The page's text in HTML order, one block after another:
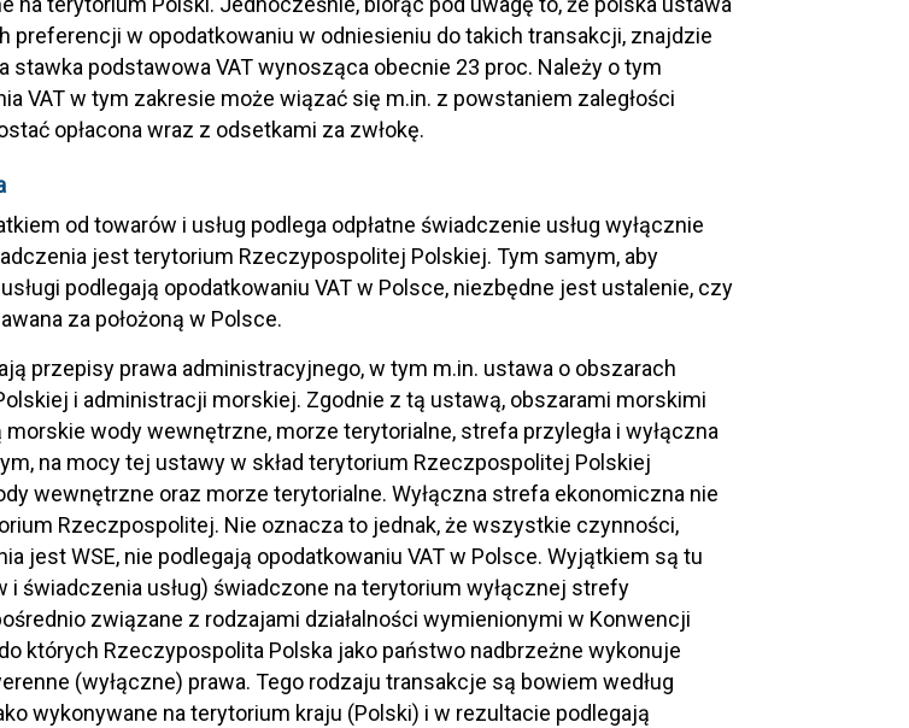
preferencji w opodatkowaniu w odniesieniu do takich transakcji, znajdzie
podstawowa VAT wynosząca obecnie 23 proc. Należy o tym
VAT w tym zakresie może wiązać się m.in. z powstaniem zaległości
opłacona wraz z odsetkami za zwłokę.
od towarów i usług podlega odpłatne świadczenie usług wyłącznie
jest terytorium Rzeczypospolitej Polskiej. Tym samym, aby
podlegają opodatkowaniu VAT w Polsce, niezbędne jest ustalenie, czy
za położoną w Polsce.
przepisy prawa administracyjnego, w tym m.in. ustawa o obszarach
i administracji morskiej. Zgodnie z tą ustawą, obszarami morskimi
wody wewnętrzne, morze terytorialne, strefa przyległa i wyłączna
na mocy tej ustawy w skład terytorium Rzeczpospolitej Polskiej
wewnętrzne oraz morze terytorialne. Wyłączna strefa ekonomiczna nie
Rzeczpospolitej. Nie oznacza to jednak, że wszystkie czynności,
jest WSE, nie podlegają opodatkowaniu VAT w Polsce. Wyjątkiem są tu
świadczenia usług) świadczone na terytorium wyłącznej strefy
związane z rodzajami działalności wymienionymi w Konwencji
których Rzeczypospolita Polska jako państwo nadbrzeżne wykonuje
(wyłączne) prawa. Tego rodzaju transakcje są bowiem według
wykonywane na terytorium kraju (Polski) i w rezultacie podlegają